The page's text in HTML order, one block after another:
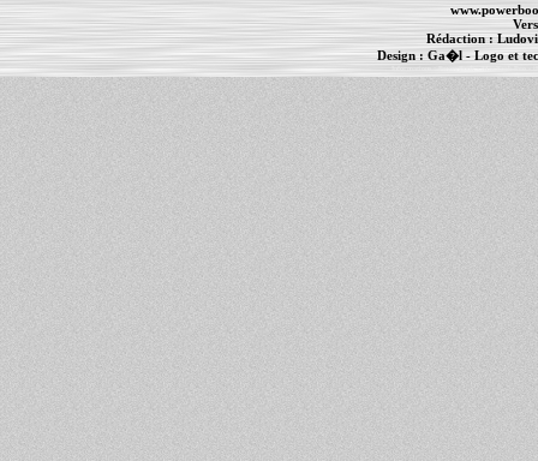
Rédaction :
Design : Ga�l - Logo et